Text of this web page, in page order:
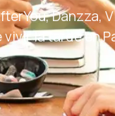
Danzza,
la tarde en